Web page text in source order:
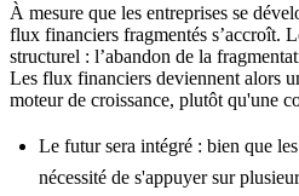
À mesure que les entreprises se
flux financiers fragmentés s’accroît.
structurel : l’abandon de la
Les flux financiers deviennent alors
moteur de croissance, plutôt qu'une
Le futur sera intégré : bien que
nécessité de s'appuyer sur